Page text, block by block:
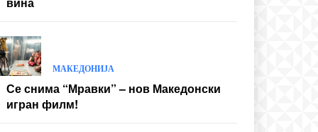
МАКЕДОНИЈА
Се снима “Мравки” – нов Македонски
игран филм!